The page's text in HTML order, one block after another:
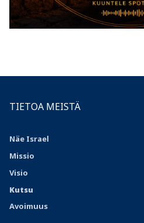
TIETOA MEISTÄ
Näe Israel
Missio
Visio
Kutsu
Avoimuus